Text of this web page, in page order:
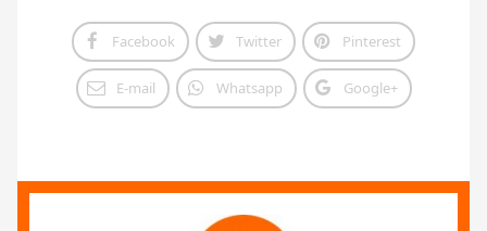
Facebook Twitter Pinterest
E-mail Whatsapp Google+